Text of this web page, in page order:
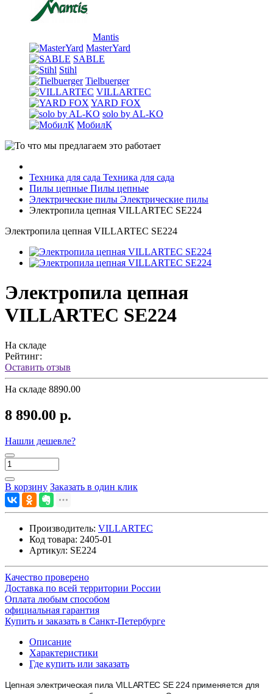
Mantis
MasterYard
SABLE
Stihl
Tielbuerger
VILLARTEC
YARD FOX
solo by AL-KO
МобилК
Техника для сада Техника для сада
Пилы цепные Пилы цепные
Электрические пилы Электрические пилы
Электропила цепная VILLARTEC SE224
Электропила цепная VILLARTEC SE224
Электропила цепная
VILLARTEC SE224
На складе
Рейтинг:
Оставить отзыв
На складе 8890.00
8 890.00 р.
Нашли дешевле?
В корзину Заказать в один клик
Производитель: VILLARTEC
Код товара: 2405-01
Артикул: SE224
Качество проверено
Доставка по всей территории России
Оплата любым способом
официальная гарантия
Купить и заказать в Санкт-Петербурге
Описание
Характеристики
Где купить или заказать
Цепная электрическая пила VILLARTEC SE 224 применяется для